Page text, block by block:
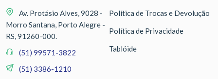
Av. Protásio Alves, 9028 -
Morro Santana, Porto Alegre -
RS, 91260-000.
(51) 99571-3822
(51) 3386-1210
Política de Trocas e Devolução
Política de Privacidade
Tablóide